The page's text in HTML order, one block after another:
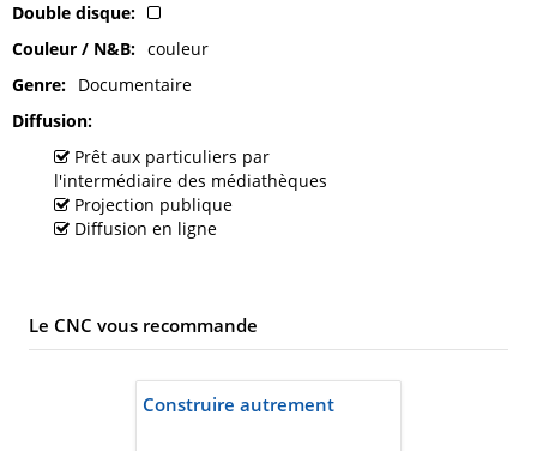
Double disque
Couleur / N&B
couleur
Genre
Documentaire
Diffusion
Prêt aux particuliers par
l'intermédiaire des médiathèques
Projection publique
Diffusion en ligne
Le CNC vous recommande
Construire autrement